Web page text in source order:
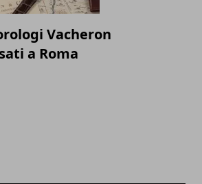
Vacheron
a Roma